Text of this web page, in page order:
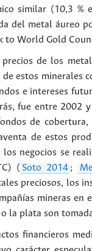
similar (10,3
del metal áureo
to World Gold
de los
estos minerales
e intereses
fue entre 2002
de
de estos
negocios se
( Soto 2014 ;
preciosos, los
mineras en
la plata son
financieros